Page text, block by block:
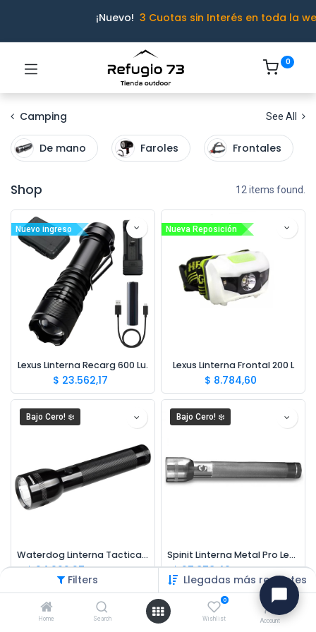
Filters Llegadas más recientes
Home Search
0
Wishlist Account
¡Nuevo! 3 Cuotas sin Interés en toda la
0
Camping See All
De mano Faroles Frontales
Shop 12 items found.
Nuevo ingreso
Lexus Linterna Recarg 600 Lu.
$ 23.562,17
Nueva Reposición
Lexus Linterna Frontal 200 L
$ 8.784,60
Bajo Cero! ❄️
Waterdog Linterna Tactica WOLT002
$24.922,27 $41.537,12
Bajo Cero! ❄️
Spinit Linterna Metal Pro Led 3d Peltre
$27.878,40 $46.464,00
Bajo Cero! ❄️
Ivo · Refugio 73
● En línea